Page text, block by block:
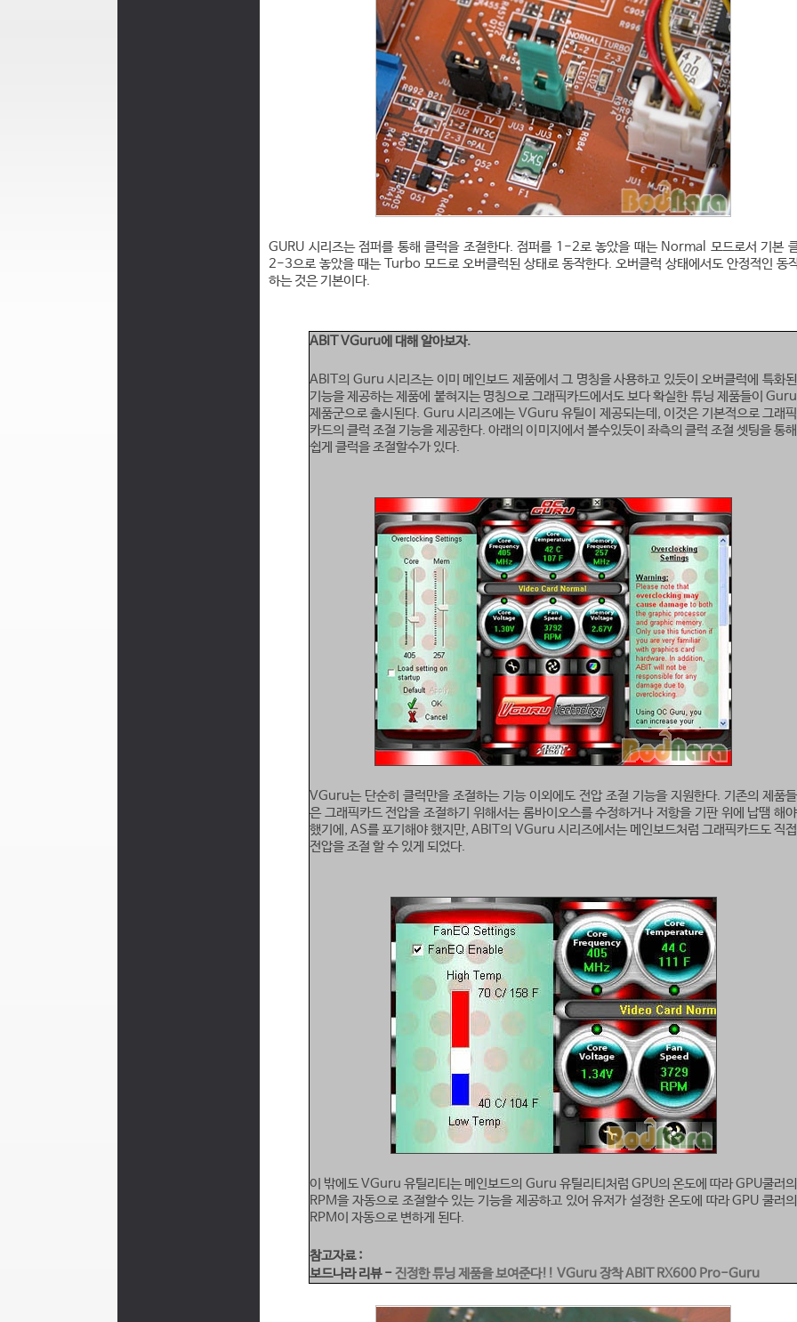
GURU 시리즈는 점퍼를 통해 클럭을 조절한다. 점퍼를 1-2로 놓았을 때는 Normal 모드로서 기본
2-3으로 놓았을 때는 Turbo 모드로 오버클럭된 상태로 동작한다. 오버클럭 상태에서도 안정적인 동
하는 것은 기본이다.
ABIT VGuru에 대해 알아보자.
ABIT의 Guru 시리즈는 이미 메인보드 제품에서 그 명칭을 사용하고 있듯이 오버클럭에 특화된
기능을 제공하는 제품에 붙혀지는 명칭으로 그래픽카드에서도 보다 확실한 튜닝 제품들이 Guru
제품군으로 출시된다. Guru 시리즈에는 VGuru 유틸이 제공되는데, 이것은 기본적으로 그래픽
카드의 클럭 조절 기능을 제공한다. 아래의 이미지에서 볼수있듯이 좌측의 클럭 조절 셋팅을 통해
쉽게 클럭을 조절할수가 있다.
VGuru는 단순히 클럭만을 조절하는 기능 이외에도 전압 조절 기능을 지원한다. 기존의 제품들
은 그래픽카드 전압을 조절하기 위해서는 롬바이오스를 수정하거나 저항을 기판 위에 납땜 해야
했기에, AS를 포기해야 했지만, ABIT의 VGuru 시리즈에서는 메인보드처럼 그래픽카드도 직접
전압을 조절 할 수 있게 되었다.
이 밖에도 VGuru 유틸리티는 메인보드의 Guru 유틸리티처럼 GPU의 온도에 따라 GPU쿨러의
RPM을 자동으로 조절할수 있는 기능을 제공하고 있어 유저가 설정한 온도에 따라 GPU 쿨러의
RPM이 자동으로 변하게 된다.
참고자료 :
보드나라 리뷰 - 진정한 튜닝 제품을 보여준다!! VGuru 장착 ABIT RX600 Pro-Guru